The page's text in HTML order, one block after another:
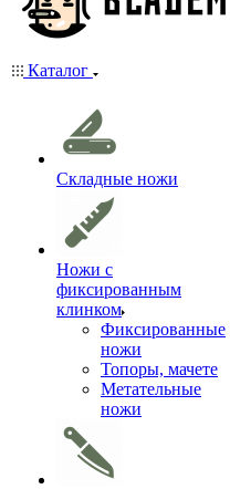
Каталог
Складные ножи
Ножи с
фиксированным
клинком
Фиксированные
ножи
Топоры, мачете
Метательные
ножи